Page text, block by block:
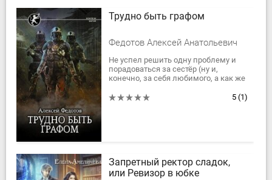
Трудно быть графом
Федотов Алексей Анатольевич
Не успел решить одну проблему и
порадоваться за сестёр (ну и,
конечно, за себя любимого, а как же
проблемой сразу же возникает...
5 (1)
Запретный ректор сладок,
или Ревизор в юбке